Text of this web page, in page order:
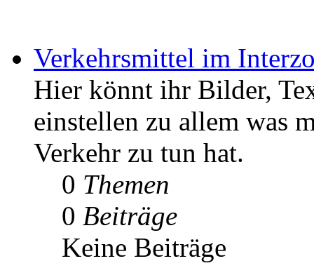
Verkehrsmittel im
Hier könnt ihr Bilder,
einstellen zu allem was
Verkehr zu tun hat.
0 Themen
0 Beiträge
Keine Beiträge